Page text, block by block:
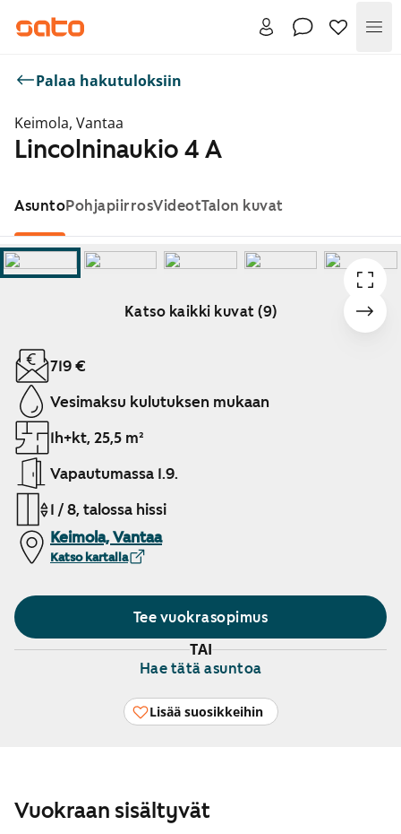
Palaa hakutuloksiin
Keimola, Vantaa
Lincolninaukio 4 A
AsuntoPohjapiirrosVideotTalon kuvat
Katso kaikki kuvat (9)
Näytetään dia 1 / 9
719 €
Vesimaksu kulutuksen mukaan
1h+kt, 25,5 m²
Vapautumassa 1.9.
1 / 8, talossa hissi
Keimola, Vantaa
Katso kartalla
Tee vuokrasopimus
TAI
Hae tätä asuntoa
Lisää suosikkeihin
Vuokraan sisältyvät